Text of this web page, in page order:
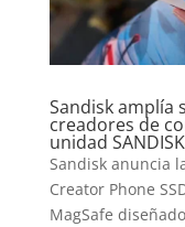
Sandisk amplía
creadores de
unidad
Sandisk anuncia
Creator Phone
MagSafe